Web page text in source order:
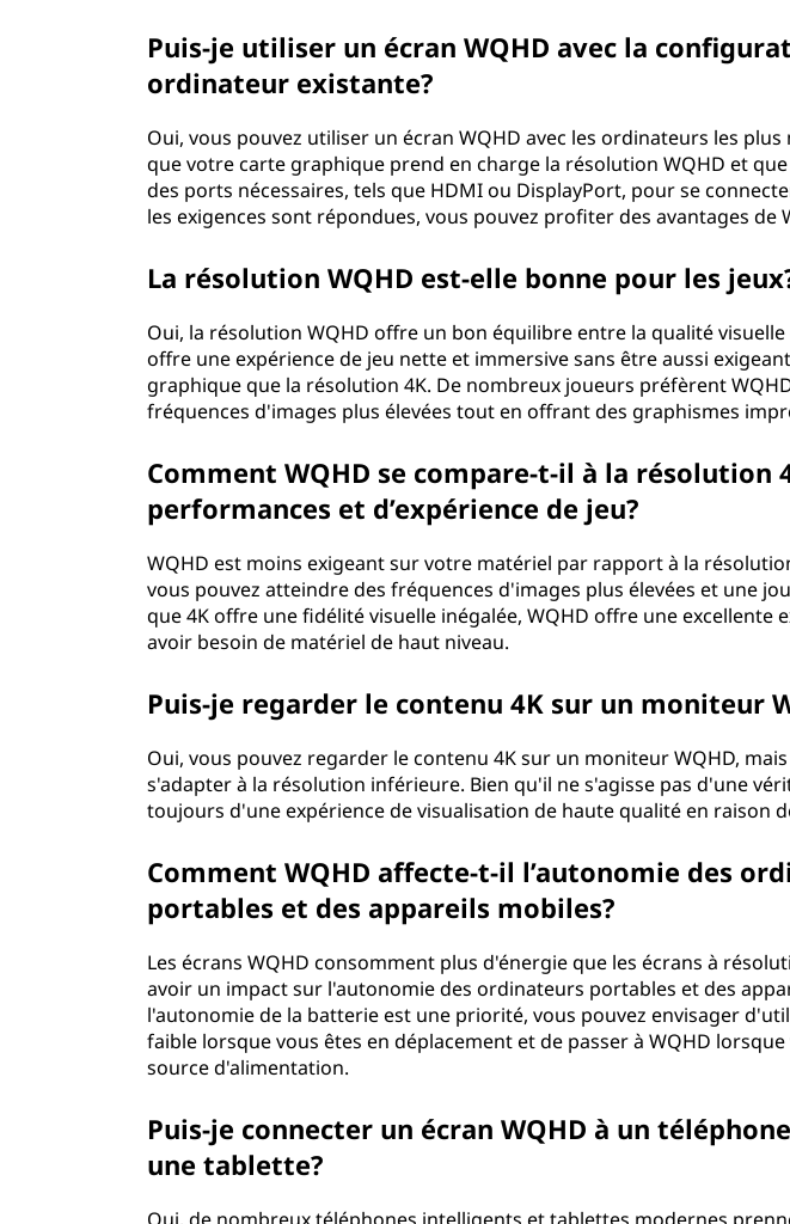
Puis-je utiliser un écran WQHD avec la
ordinateur existante?
Oui, vous pouvez utiliser un écran WQHD avec les ordinateurs les
que votre carte graphique prend en charge la résolution WQHD et
des ports nécessaires, tels que HDMI ou DisplayPort, pour se
les exigences sont répondues, vous pouvez profiter des avantages de
La résolution WQHD est-elle bonne pour les
Oui, la résolution WQHD offre un bon équilibre entre la qualité
offre une expérience de jeu nette et immersive sans être aussi
graphique que la résolution 4K. De nombreux joueurs préfèrent
fréquences d'images plus élevées tout en offrant des graphismes
Comment WQHD se compare-t-il à la résolution
performances et d’expérience de jeu?
WQHD est moins exigeant sur votre matériel par rapport à la
vous pouvez atteindre des fréquences d'images plus élevées et une
que 4K offre une fidélité visuelle inégalée, WQHD offre une excellente
avoir besoin de matériel de haut niveau.
Puis-je regarder le contenu 4K sur un moniteur
Oui, vous pouvez regarder le contenu 4K sur un moniteur WQHD,
s'adapter à la résolution inférieure. Bien qu'il ne s'agisse pas d'une
toujours d'une expérience de visualisation de haute qualité en raison
Comment WQHD affecte-t-il l’autonomie des
portables et des appareils mobiles?
Les écrans WQHD consomment plus d'énergie que les écrans à
avoir un impact sur l'autonomie des ordinateurs portables et des
l'autonomie de la batterie est une priorité, vous pouvez envisager
faible lorsque vous êtes en déplacement et de passer à WQHD
source d'alimentation.
Puis-je connecter un écran WQHD à un
une tablette?